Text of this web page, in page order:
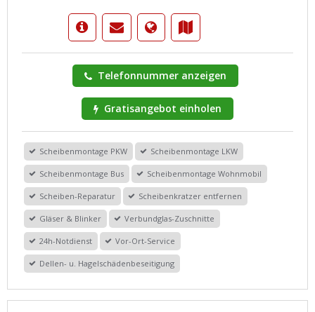
Telefonnummer anzeigen
Gratisangebot einholen
Scheibenmontage PKW Scheibenmontage LKW
Scheibenmontage Bus Scheibenmontage Wohnmobil
Scheiben-Reparatur Scheibenkratzer entfernen
Gläser & Blinker Verbundglas-Zuschnitte
24h-Notdienst Vor-Ort-Service
Dellen- u. Hagelschädenbeseitigung